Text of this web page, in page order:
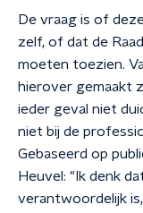
De vraag is of
zelf, of dat de
moeten toezien.
hierover gemaakt
ieder geval niet
niet bij de
Gebaseerd op
Heuvel: "Ik denk
verantwoordelijk